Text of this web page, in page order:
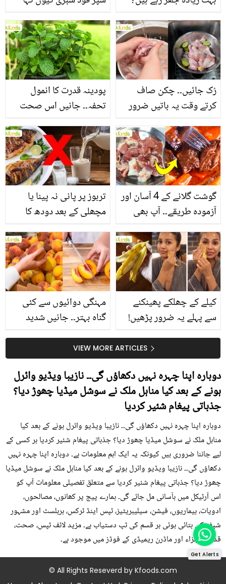
منرلز اور اینٹی آکسیڈنٹس
سے بھرپور اس سبزی کے
فائدے
بنانے کے چند قدرتی طریقے
پودینہ قدرت کا انمول
تحفہ۔۔ جانیں اس صحت
انگیز طبی فوائد
رُک جائیں۔۔ چکن صاف
کرتے وقت یہ باتیں ضرور
تربوز پر پانی نہ پینا یا
مچھلی کے بعد دودھ کا
سے متعلق غلط فہمیوں کی
حقیقت کیا ہے اور افواہ
کیا؟
گوشت گلانے کے 4 آسان اور
آزمودہ طریقے۔۔ آپ بھی
بتائے راز
مہنگی دوائیوں سے کئی
گناہ بہتر۔۔ جانیں شدید
کیوں کھانا چاہیے؟
کیلے کے چھلکے پھینکنے
سے پہلے یہ ضرور پڑھیں!
سستا اور قدرتی حلVIEW MORE ARTICLES
دوبارہ اپنا چہرہ نہیں دکھاؤں گی۔۔ نازیبا ویڈیو وائرل
ہونے کے بعد کیا مناہل ملک نے سوشل میڈیا چھوڑ دیا؟
جذباتی پیغام شئیر کردیا
دوبارہ اپنا چہرہ نہیں دکھاؤں گی۔۔ نازیبا ویڈیو وائرل ہونے کے بعد کیا
مناہل ملک نے سوشل میڈیا چھوڑ دیا؟ جذباتی پیغام شئیر کردیا ہر کسی کے
لیے جاننا ضروری ہیں کیونکہ یہ ایک اہم معلومات ہے۔ دوبارہ اپنا چہرہ نہیں
دکھاؤں گی۔۔ نازیبا ویڈیو وائرل ہونے کے بعد کیا مناہل ملک نے سوشل میڈیا
چھوڑ دیا؟ جذباتی پیغام شئیر کردیا سے متعلق تفصیلی معلومات آپ کو
اس آرٹیکل میں بآسانی مل جائے گی۔ ہمارے پیج پر کھانوں، مصالحوں،
ادویات، بیماریوں، فیشن، سیلیبریٹیز، ٹپس اینڈ ٹرکس، ہربلسٹ اور مشہور
شیف کی بتائی ہوئی ہر قسم کی ٹپ دستیاب ہے۔ مزید لائف ٹپس، صحت،
قدرتی اجزاء اور ماڈرن ریمیڈی کے فوڈز میں موجود ہے۔
© All Rights Reseverd by Kfoods.com
Get Alerts